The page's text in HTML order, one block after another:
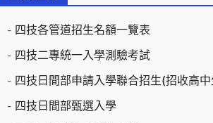
四技各管道招生名額一覽表
四技二專統一入學測驗考試
四技日間部申請入學聯合招生(招收高
四技日間部甄選入學